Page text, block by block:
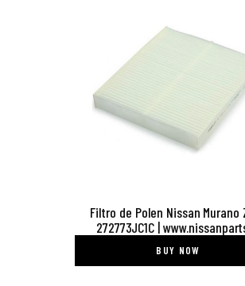
Filtro de Polen Nissan Murano
272773JC1C |
BUY NOW